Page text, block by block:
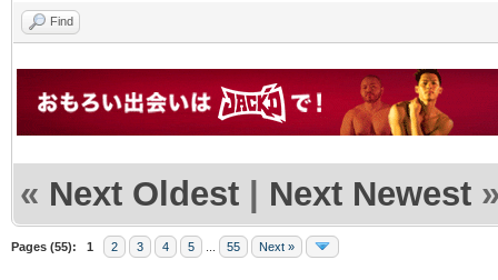
Find
« Next Oldest | Next Newest
Pages (55): 1 2 3 4 5 55 Next »